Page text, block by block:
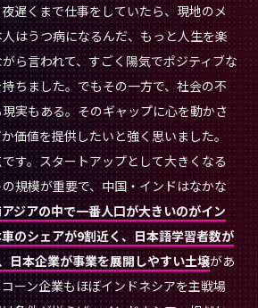
遅くまで仕事をしていたら、現地のメ
はうつ病になるんだ、もっと人生を楽
ら言われて、すごく陽気でポジティブな
ちました。でもその一方で、社会の不
実もある。そのギャップに心を動かさ
価値を提供したいと強く思いました。
す。スタートアップとして大きくなる
規模が重要で、中国・インドはなかな
ジアの中で一番人口が大きいのがイン
のシェアが9割近く、日本語学習者数が
日本企業が事業を展開しやすい土壌があ
ーン企業もほぼインドネシアを主戦場